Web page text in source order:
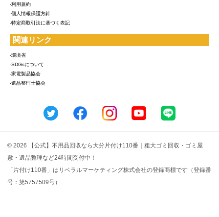
-利用規約
-個人情報保護方針
-特定商取引法に基づく表記
関連リンク
-環境省
-SDGsについて
-家電製品協会
-遺品整理士協会
© 2026 【公式】不用品回収なら大分片付け110番｜粗大ゴミ回収・ゴミ屋
敷・遺品整理など24時間受付中！
「片付け110番」はリベラルマーケティング株式会社の登録商標です（登録番
号：第5757509号）